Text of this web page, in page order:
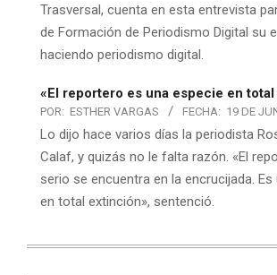
Trasversal, cuenta en esta entrevista
de Formación de Periodismo Digital su
haciendo periodismo digital.
«El reportero es una especie en
POR: ESTHER VARGAS FECHA: 19 DE
Lo dijo hace varios días la periodista
Calaf, y quizás no le falta razón. «El
serio se encuentra en la encrucijada. Es
en total extinción», sentenció.